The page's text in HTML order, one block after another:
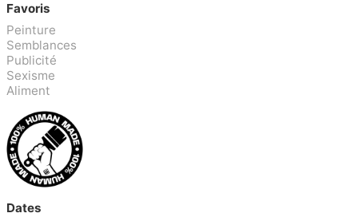
Favoris
Peinture
Semblances
Publicité
Sexisme
Aliment
Dates